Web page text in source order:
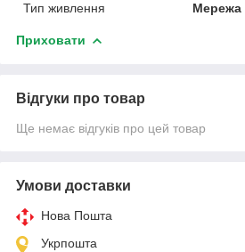
Тип живлення
Мережа
Приховати
Відгуки про товар
Ще немає відгуків про цей товар
Умови доставки
Нова Пошта
Укрпошта